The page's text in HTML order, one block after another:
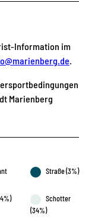
Information im
.
Marienberg
Straße (3%)
Schotter
(34%)